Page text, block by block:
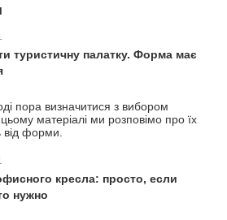
туристичну палатку. Форма має
пора визначитися з вибором
матеріалі ми розповімо про їх
від форми.
кресла: просто, если
нужно